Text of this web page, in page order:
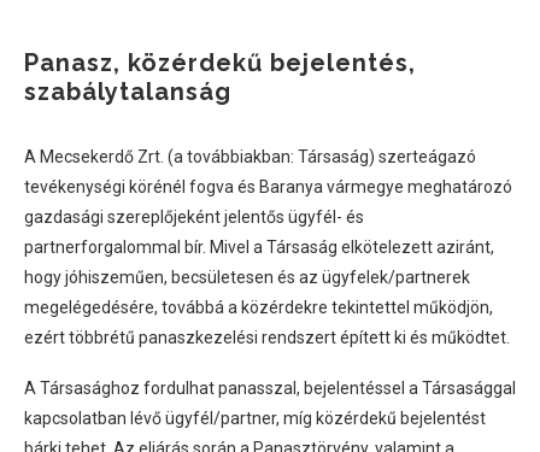
Panasz, közérdekű bejelentés,
szabálytalanság
A Mecsekerdő Zrt. (a továbbiakban: Társaság) szerteágazó
tevékenységi körénél fogva és Baranya vármegye meghatározó
gazdasági szereplőjeként jelentős ügyfél- és
partnerforgalommal bír. Mivel a Társaság elkötelezett aziránt,
hogy jóhiszeműen, becsületesen és az ügyfelek/partnerek
megelégedésére, továbbá a közérdekre tekintettel működjön,
ezért többrétű panaszkezelési rendszert épített ki és működtet.
A Társasághoz fordulhat panasszal, bejelentéssel a Társasággal
kapcsolatban lévő ügyfél/partner, míg közérdekű bejelentést